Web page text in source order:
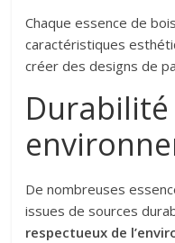
Chaque essence de
caractéristiques
créer des designs de
Durabilité
De nombreuses
issues de sources
respectueux de